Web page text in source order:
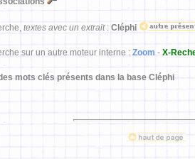
textes avec un extrait: Cléphi
sur un autre moteur interne : Zoom - X-
mots clés présents dans la base Cléphi